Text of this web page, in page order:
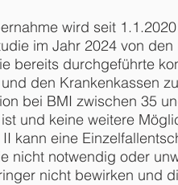
wird seit
im Jahr 2024 von
bereits durchgeführte
den Krankenkassen
bei BMI zwischen 35
und keine weitere
kann eine
nicht notwendig oder
nicht bewirken und